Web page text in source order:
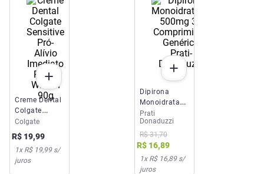
Creme Dental
Colgate
Sensitive Pró-
Alívio
Imediato
Relief Whiten
90g
Colgate
R$ 19,99
1x R$ 19,99s/
juros
Dipirona
Monoidratada
500mg 30
Comprimidos
Genérico
Prati-
Donaduzzi
Prati
Donaduzzi
R$ 31,70
R$ 16,89
1x R$ 16,89s/
juros